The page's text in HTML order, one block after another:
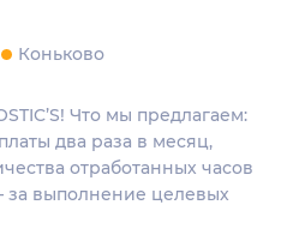
Коньково
Что мы предлагаем:
два раза в месяц,
отработанных часов
выполнение целевых